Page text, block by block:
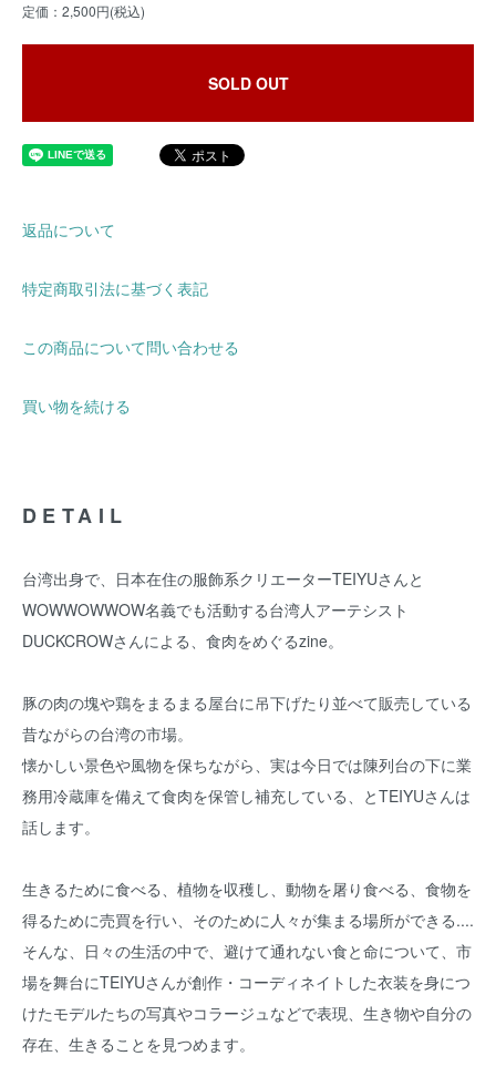
定価：2,500円(税込)
SOLD OUT
返品について
特定商取引法に基づく表記
この商品について問い合わせる
買い物を続ける
DETAIL
台湾出身で、日本在住の服飾系クリエーターTEIYUさんと
WOWWOWWOW名義でも活動する台湾人アーテシスト
DUCKCROWさんによる、食肉をめぐるzine。
豚の肉の塊や鶏をまるまる屋台に吊下げたり並べて販売している
昔ながらの台湾の市場。
懐かしい景色や風物を保ちながら、実は今日では陳列台の下に業
務用冷蔵庫を備えて食肉を保管し補充している、とTEIYUさんは
話します。
生きるために食べる、植物を収穫し、動物を屠り食べる、食物を
得るために売買を行い、そのために人々が集まる場所ができる....
そんな、日々の生活の中で、避けて通れない食と命について、市
場を舞台にTEIYUさんが創作・コーディネイトした衣装を身につ
けたモデルたちの写真やコラージュなどで表現、生き物や自分の
存在、生きることを見つめます。